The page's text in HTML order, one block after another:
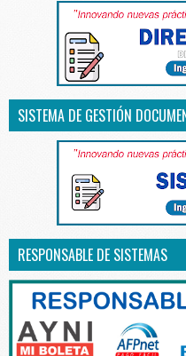
SISTEMA DE GESTIÓN
RESPONSABLE DE SISTEMAS